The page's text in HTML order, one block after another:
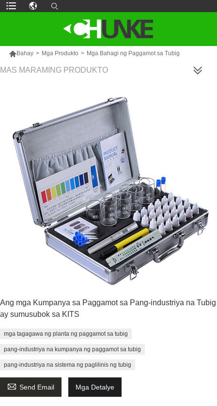
Bahay > Mga Produkto > Mga Bahagi ng Paggamot sa Tubig
MAS MARAMING PRODUKTO
Ang mga Kumpanya sa Paggamot sa Pang-industriya na Tubig
ay sumusubok sa KITS
mga tagagawa ng planta ng paggamot sa tubig
pang-industriya na kumpanya ng paggamot sa tubig
pang-industriya na sistema ng paglilinis ng tubig
 Send Email Mga Detalye